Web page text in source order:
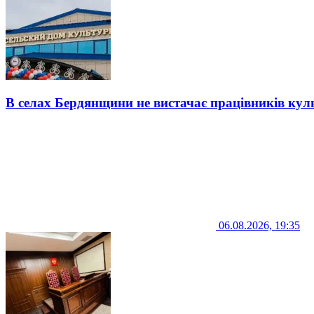
В селах Бердянщини не вистачає працівників
06.08.2026, 19:35